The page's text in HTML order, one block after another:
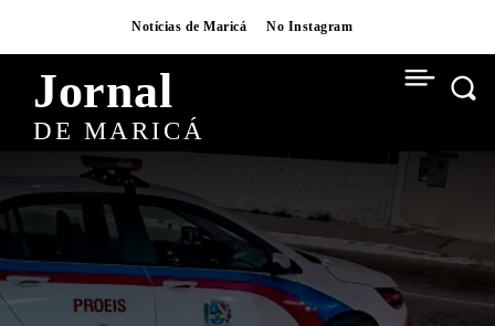
Notícias de Maricá No Instagram
Jornal
DE MARICÁ